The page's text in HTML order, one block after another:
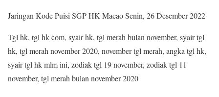
Jaringan Kode Puisi SGP HK Macao Senin, 26 Desember 2022
Tgl hk, tgl hk com, syair hk, tgl merah bulan november, syair tgl
hk, tgl merah november 2020, november tgl merah, angka tgl hk,
syair tgl hk mlm ini, zodiak tgl 19 november, zodiak tgl 11
november, tgl merah bulan november 2020